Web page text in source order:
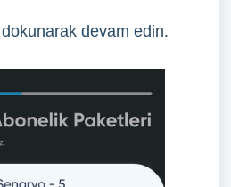
devam edin.